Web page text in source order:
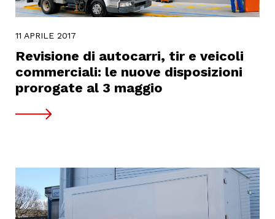
11 APRILE 2017
Revisione di autocarri, tir e veicoli
commerciali: le nuove disposizioni
prorogate al 3 maggio